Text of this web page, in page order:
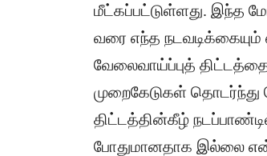
மீட்கப்பட்டுள்ளது. இந்த
வரை எந்த
வேலைவாய்ப்புத்
முறைகேடுகள்
திட்டத்தின்கீழ்
போதுமானதாக இல்லை